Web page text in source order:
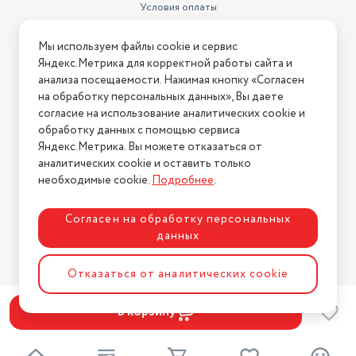
В корзину
Условия оплаты
Условия возврата
Нашли ошибку на сайте? Напишите нам
2026 © Интернет-магазин "АстМаркет". У нас есть всё!
Политика конфиденциальности
Разработка сайтаASTDESIGN
Мы используем файлы cookie и сервис
Яндекс.Метрика для корректной работы сайта и
анализа посещаемости. Нажимая кнопку «Согласен
на обработку персональных данных», Вы даете
согласие на использование аналитических cookie и
обработку данных с помощью сервиса
Яндекс.Метрика. Вы можете отказаться от
аналитических cookie и оставить только
необходимые cookie.Подробнее.
Согласен на обработку персональных
данных
Отказаться от аналитических cookie